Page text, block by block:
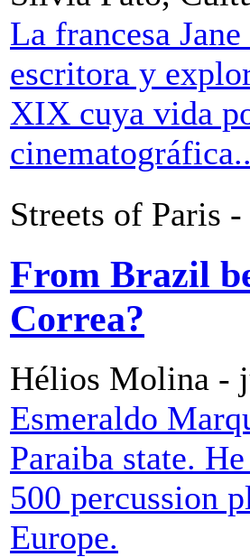
La francesa
escritora y
XIX cuya vida
Streets of Paris -
From Brazil
Correa?
Hélios Molina -
Esmeraldo
Paraiba state.
500 percussion
Europe.